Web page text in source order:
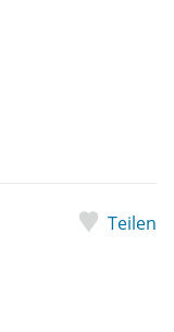
Teilen